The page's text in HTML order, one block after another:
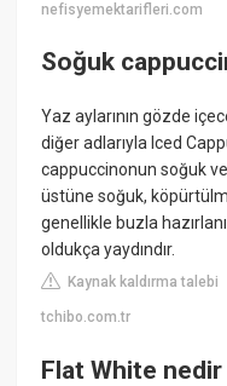
nefisyemektarifleri.com
Soğuk
Yaz aylarının gözde
diğer adlarıyla Iced
cappuccinonun soğuk
üstüne soğuk,
genellikle buzla
oldukça yaydındır.
Kaynak kaldırma talebi
tchibo.com.tr
Flat White nedir